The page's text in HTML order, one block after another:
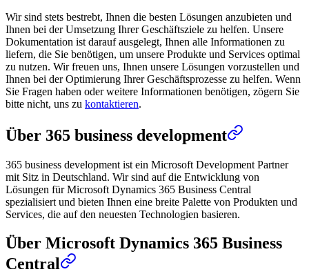
Wir sind stets bestrebt, Ihnen die besten Lösungen anzubieten und
Ihnen bei der Umsetzung Ihrer Geschäftsziele zu helfen. Unsere
Dokumentation ist darauf ausgelegt, Ihnen alle Informationen zu
liefern, die Sie benötigen, um unsere Produkte und Services optimal
zu nutzen. Wir freuen uns, Ihnen unsere Lösungen vorzustellen und
Ihnen bei der Optimierung Ihrer Geschäftsprozesse zu helfen. Wenn
Sie Fragen haben oder weitere Informationen benötigen, zögern Sie
bitte nicht, uns zu kontaktieren.
Über 365 business development
365 business development ist ein Microsoft Development Partner
mit Sitz in Deutschland. Wir sind auf die Entwicklung von
Lösungen für Microsoft Dynamics 365 Business Central
spezialisiert und bieten Ihnen eine breite Palette von Produkten und
Services, die auf den neuesten Technologien basieren.
Über Microsoft Dynamics 365 Business
Central